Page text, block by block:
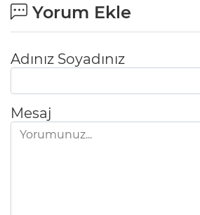
Yorum Ekle
Adınız Soyadınız
Mesaj